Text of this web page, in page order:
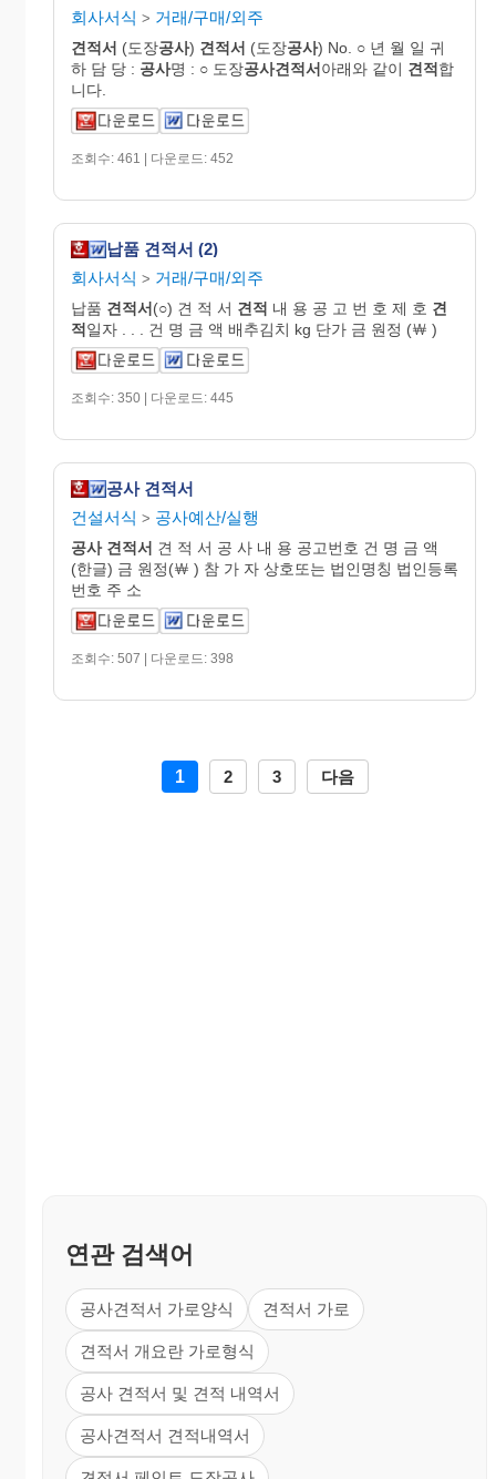
회사서식 > 거래/구매/외주
견적서 (도장공사) 견적서 (도장공사) No. ○ 년 월 일 귀
하 담 당 : 공사명 : ○ 도장공사견적서아래와 같이 견적합
니다.
조회수: 461 | 다운로드: 452
납품 견적서 (2)
회사서식 > 거래/구매/외주
납품 견적서(○) 견 적 서 견적 내 용 공 고 번 호 제 호 견
적일자 . . . 건 명 금 액 배추김치 kg 단가 금 원정 (￦ )
조회수: 350 | 다운로드: 445
공사 견적서
건설서식 > 공사예산/실행
공사 견적서 견 적 서 공 사 내 용 공고번호 건 명 금 액
(한글) 금 원정(￦ ) 참 가 자 상호또는 법인명칭 법인등록
번호 주 소
조회수: 507 | 다운로드: 398
1 2 3 다음
연관 검색어
공사견적서 가로양식 견적서 가로
견적서 개요란 가로형식
공사 견적서 및 견적 내역서
공사견적서 견적내역서